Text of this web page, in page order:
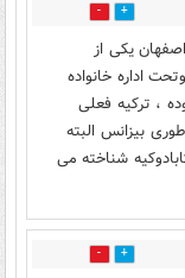
10
یکی از
اداره خانواده
، ترکیه فعلی
بیزانس البته
شناخته می
6